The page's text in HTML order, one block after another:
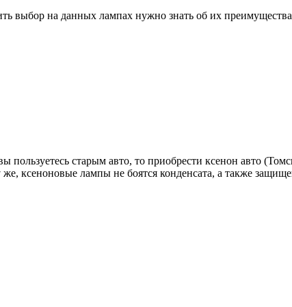
выбор на данных лампах нужно знать об их
старым авто, то приобрести ксенон авто
ксеноновые лампы не боятся конденсата, а также